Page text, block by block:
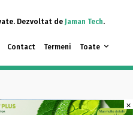
Dezvoltat de Jaman Tech.
Contact Termeni Toate
×
×